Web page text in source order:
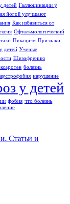
детей Галлюцинации у
йогой улучшают
Как избавиться от
Офтальмологический
Пикацизм Признаки
детей Ученые
Шизофрению
болезнь
нарушение
у детей
фобия что болезнь
Статьи и